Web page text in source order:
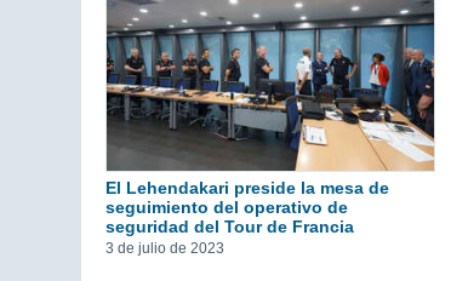
El Lehendakari preside la mesa de
seguimiento del operativo de
seguridad del Tour de Francia
3 de julio de 2023